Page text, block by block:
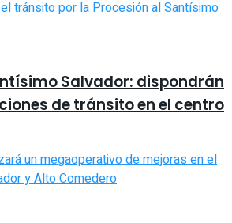
Salvador: dispondrán
de tránsito en el centro